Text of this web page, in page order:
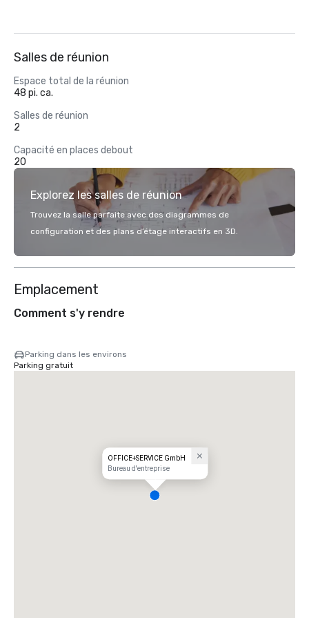
Salles de réunion
Espace total de la réunion
48 pi. ca.
Salles de réunion
2
Capacité en places debout
20
Explorez les salles de réunion
Trouvez la salle parfaite avec des diagrammes de
configuration et des plans d’étage interactifs en 3D.
Emplacement
Comment s'y rendre
Parking dans les environs
Parking gratuit
OFFICE+SERVICE GmbH
Bureau d'entreprise